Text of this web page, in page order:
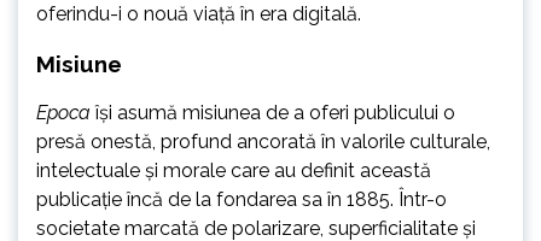
oferindu-i o nouă viață în era digitală.
Misiune
Epoca își asumă misiunea de a oferi publicului o
presă onestă, profund ancorată în valorile culturale,
intelectuale și morale care au definit această
publicație încă de la fondarea sa în 1885. Într-o
societate marcată de polarizare, superficialitate și